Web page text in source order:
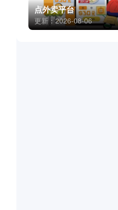
点外卖平台
更新：2026-08-06